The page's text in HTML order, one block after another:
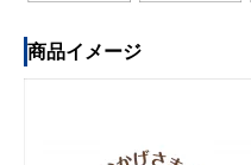
商品イメージ